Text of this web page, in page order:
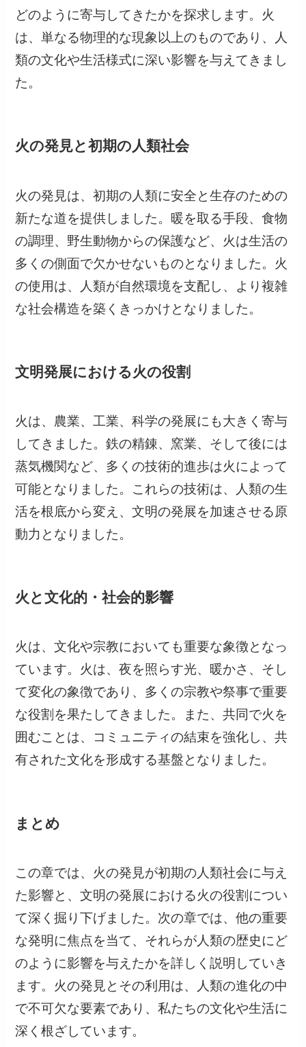
どのように寄与してきたかを探求します。火
は、単なる物理的な現象以上のものであり、人
類の文化や生活様式に深い影響を与えてきまし
た。
火の発見と初期の人類社会
火の発見は、初期の人類に安全と生存のための
新たな道を提供しました。暖を取る手段、食物
の調理、野生動物からの保護など、火は生活の
多くの側面で欠かせないものとなりました。火
の使用は、人類が自然環境を支配し、より複雑
な社会構造を築くきっかけとなりました。
文明発展における火の役割
火は、農業、工業、科学の発展にも大きく寄与
してきました。鉄の精錬、窯業、そして後には
蒸気機関など、多くの技術的進歩は火によって
可能となりました。これらの技術は、人類の生
活を根底から変え、文明の発展を加速させる原
動力となりました。
火と文化的・社会的影響
火は、文化や宗教においても重要な象徴となっ
ています。火は、夜を照らす光、暖かさ、そし
て変化の象徴であり、多くの宗教や祭事で重要
な役割を果たしてきました。また、共同で火を
囲むことは、コミュニティの結束を強化し、共
有された文化を形成する基盤となりました。
まとめ
この章では、火の発見が初期の人類社会に与え
た影響と、文明の発展における火の役割につい
て深く掘り下げました。次の章では、他の重要
な発明に焦点を当て、それらが人類の歴史にど
のように影響を与えたかを詳しく説明していき
ます。火の発見とその利用は、人類の進化の中
で不可欠な要素であり、私たちの文化や生活に
深く根ざしています。